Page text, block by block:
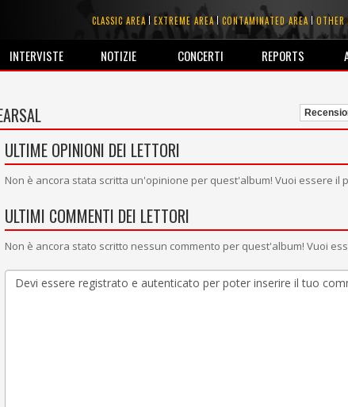
CLASSIC AREA EXTREME AREA CONTAMINATED AREA OTHER
INTERVISTE NOTIZIE CONCERTI REPORTS
ULTIME OPINIONI DEI LETTORI
Non è ancora stata scritta un'opinione per quest'album! Vuoi essere il
ULTIMI COMMENTI DEI LETTORI
Non è ancora stato scritto nessun commento per quest'album! Vuoi